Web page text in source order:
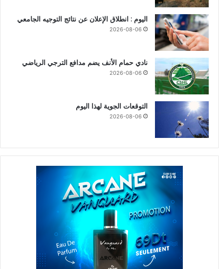
اليوم : انطلاق الإعلان عن نتائج التوجيه الجامعي
2026-08-06
نادي حمام الأنف يضم مدافع الترجي الرياضي
2026-08-06
التوقعات الجوية لهذا اليوم
2026-08-06